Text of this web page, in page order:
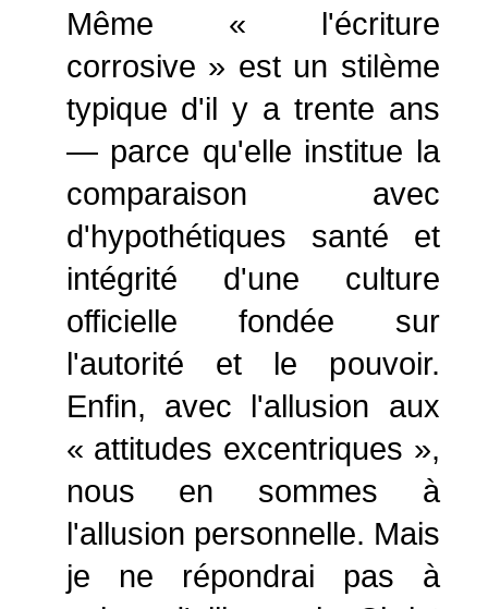
Même « l'écriture
corrosive » est un stilème
typique d'il y a trente ans
— parce qu'elle institue la
comparaison avec
d'hypothétiques santé et
intégrité d'une culture
officielle fondée sur
l'autorité et le pouvoir.
Enfin, avec l'allusion aux
« attitudes excentriques »,
nous en sommes à
l'allusion personnelle. Mais
je ne répondrai pas à